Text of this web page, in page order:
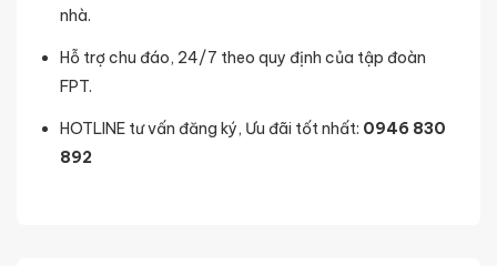
nhà.
Hỗ trợ chu đáo, 24/7 theo quy định của tập đoàn
FPT.
HOTLINE tư vấn đăng ký, Ưu đãi tốt nhất: 0946 830
892